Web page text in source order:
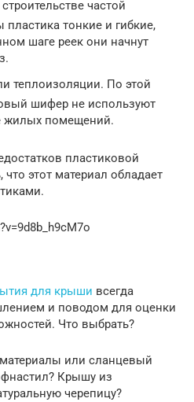
частой
тонкие и гибкие,
шаге реек они начнут
теплоизоляции. По этой
шифер не используют
жилых помещений.
пластиковой
что этот материал обладает
для крыши всегда
и поводом для оценки
Что выбрать?
или сланцевый
Крышу из
черепицу?